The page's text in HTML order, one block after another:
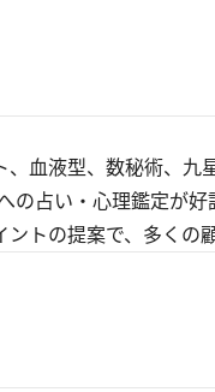
血液型、数秘術、九
の占い・心理鑑定が
トの提案で、多くの